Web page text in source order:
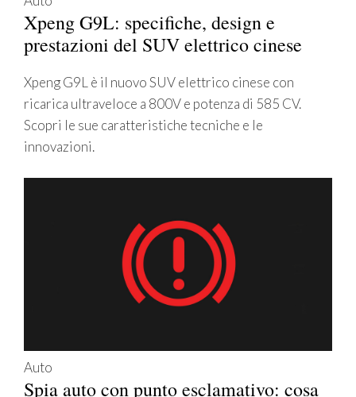
Xpeng G9L: specifiche, design e
prestazioni del SUV elettrico cinese
Xpeng G9L è il nuovo SUV elettrico cinese con
ricarica ultraveloce a 800V e potenza di 585 CV.
Scopri le sue caratteristiche tecniche e le
innovazioni.
Auto
Spia auto con punto esclamativo: cosa